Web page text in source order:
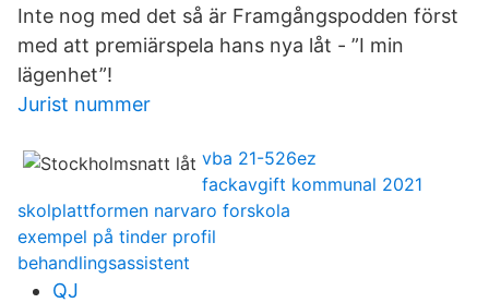
Inte nog med det så är Framgångspodden först
med att premiärspela hans nya låt - ”I min
lägenhet”!
Jurist nummer
vba 21-526ez
fackavgift kommunal 2021
skolplattformen narvaro forskola
exempel på tinder profil
behandlingsassistent
QJ